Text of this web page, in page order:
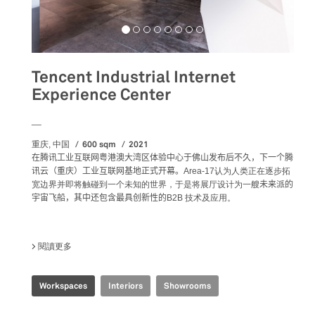
Tencent Industrial Internet
Experience Center
重庆, 中国 600 sqm 2021
在腾讯工业互联网粤港澳大湾区体验中心于佛山发布后不久，下一个腾
讯云（重庆）工业互联网基地正式开幕。 Area-17认为人类正在逐步拓
宽边界并即将触碰到一个未知的世界，于是将展厅设计为一艘未来派的
宇宙飞船，其中还包含最具创新性的 B2B 技术及应用。
閱讀更多
Workspaces Interiors Showrooms